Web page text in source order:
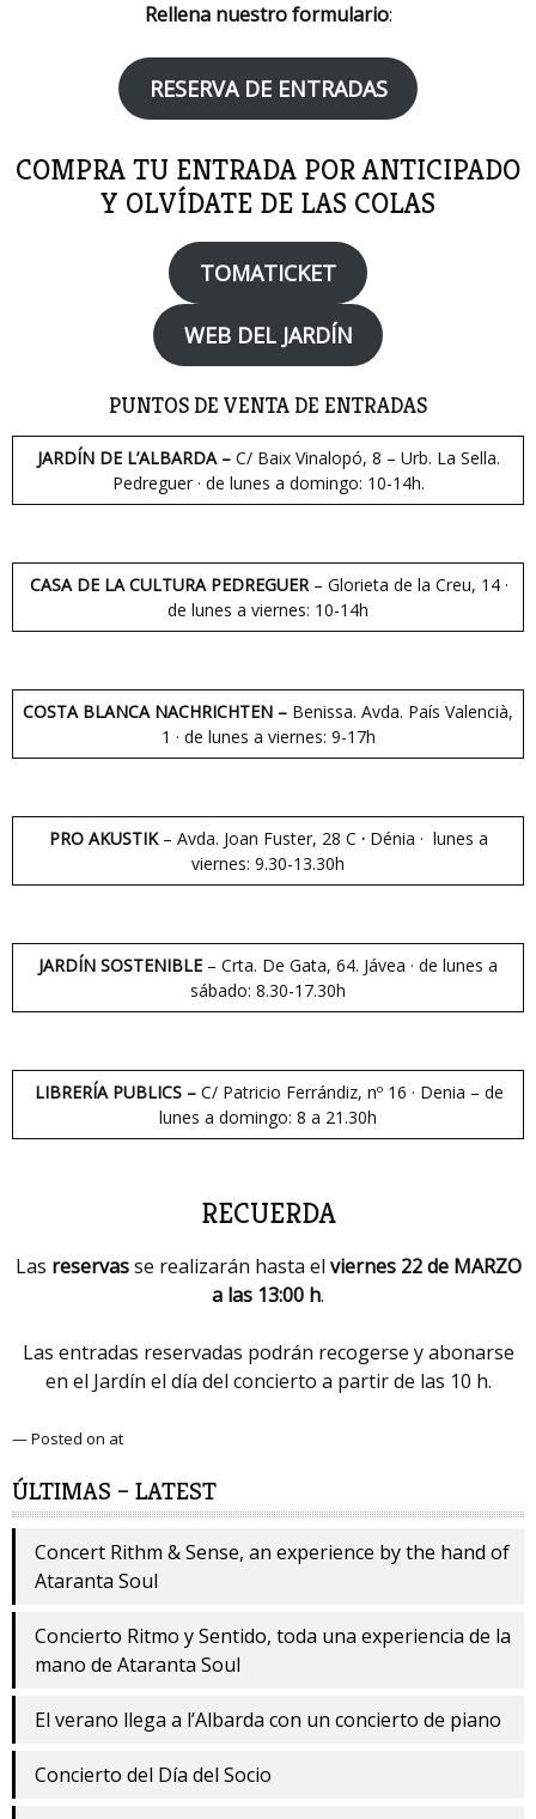
Rellena nuestro formulario:
RESERVA DE ENTRADAS
COMPRA TU ENTRADA POR ANTICIPADO
Y OLVÍDATE DE LAS COLAS
TOMATICKET
WEB DEL JARDÍN
PUNTOS DE VENTA DE ENTRADAS
JARDÍN DE L’ALBARDA –C/ Baix Vinalopó, 8 – Urb. La Sella.
Pedreguer · de lunes a domingo: 10-14h.
CASA DE LA CULTURA PEDREGUER – Glorieta de la Creu, 14 ·
de lunes a viernes: 10-14h
COSTA BLANCA NACHRICHTEN – Benissa. Avda. País Valencià,
1 · de lunes a viernes: 9-17h
PRO AKUSTIK – Avda. Joan Fuster, 28 C · Dénia · lunes a
viernes: 9.30-13.30h
JARDÍN SOSTENIBLE – Crta. De Gata, 64. Jávea · de lunes a
sábado: 8.30-17.30h
LIBRERÍA PUBLICS – C/ Patricio Ferrándiz, nº 16 · Denia – de
lunes a domingo: 8 a 21.30h
RECUERDA
Las reservasse realizarán hasta el viernes 22 de MARZO
a las 13:00 h.
Las entradas reservadas podrán recogerse y abonarse
en el Jardín el día del concierto a partir de las 10 h.
— Posted on at
ÚLTIMAS – LATEST
Concert Rithm & Sense, an experience by the hand of
Ataranta Soul
Concierto Ritmo y Sentido, toda una experiencia de la
mano de Ataranta Soul
El verano llega a l’Albarda con un concierto de piano
Concierto del Día del Socio